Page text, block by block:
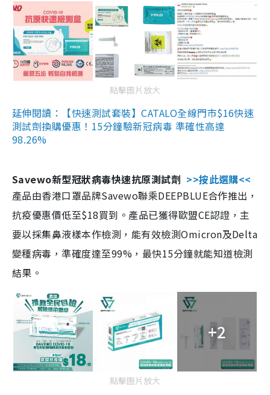
點擊圖片放大
延伸閱讀：【快速測試套裝】CATALO全線門市$16快速
測試劑換購優惠！15分鐘驗新冠病毒 準確性高達
98.26%
Savewo新型冠狀病毒快速抗原測試劑 >>按此選購<<
產品由香港口罩品牌Savewo聯乘DEEPBLUE合作推出，
抗疫優惠價低至$18買到。產品已獲得歐盟CE認證，主
要以採集鼻液樣本作檢測，能有效檢測Omicron及Delta
變種病毒，準確度達至99%，最快15分鐘就能知道檢測
結果。
+2
點擊圖片放大